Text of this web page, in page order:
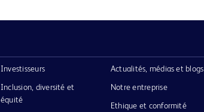
Investisseurs
Inclusion, diversité et
équité
Actualités, médias et blogs
Notre entreprise
Ethique et conformité